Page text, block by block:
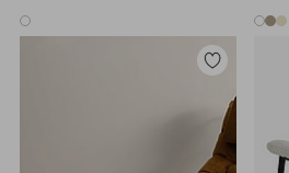
Zu
hinzufügen